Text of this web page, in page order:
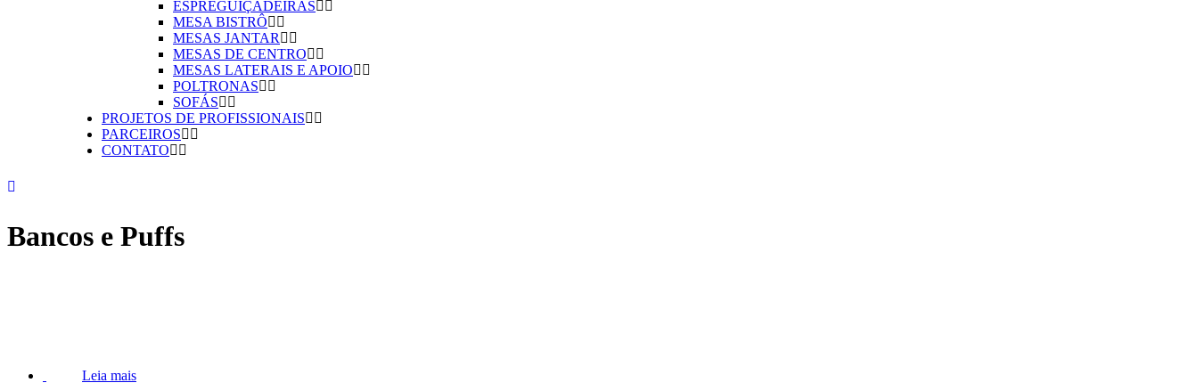
ESPREGUIÇADEIRAS
MESA BISTRÔ
MESAS JANTAR
MESAS DE CENTRO
MESAS LATERAIS E APOIO
POLTRONAS
SOFÁS
PROJETOS DE PROFISSIONAIS
PARCEIROS
CONTATO
Bancos e Puffs
Leia mais